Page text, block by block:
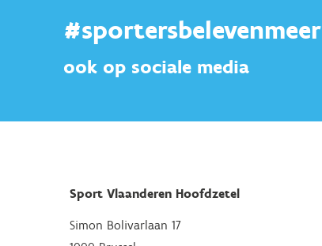
#sportersbelevenmeer
ook op sociale media
Sport Vlaanderen Hoofdzetel
Simon Bolivarlaan 17